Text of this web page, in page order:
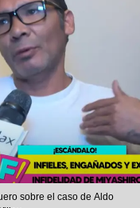
sobre el caso de Aldo